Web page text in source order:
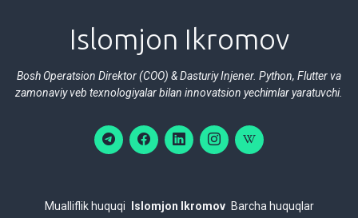
Islomjon Ikromov
Bosh Operatsion Direktor (COO) & Dasturiy Injener. Python, Flutter va
zamonaviy veb texnologiyalar bilan innovatsion yechimlar yaratuvchi.
Mualliflik huquqi Islomjon Ikromov Barcha huquqlar